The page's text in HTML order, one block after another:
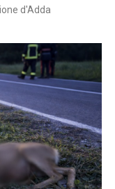
d'Adda